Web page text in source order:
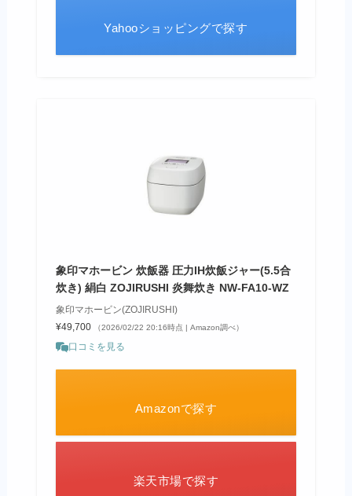
Yahooショッピングで探す
象印マホービン 炊飯器 圧力IH炊飯ジャー(5.5合
炊き) 絹白 ZOJIRUSHI 炎舞炊き NW-FA10-WZ
象印マホービン(ZOJIRUSHI)
¥49,700
（2026/02/22 20:16時点 | Amazon調べ）
口コミを見る
Amazonで探す
楽天市場で探す